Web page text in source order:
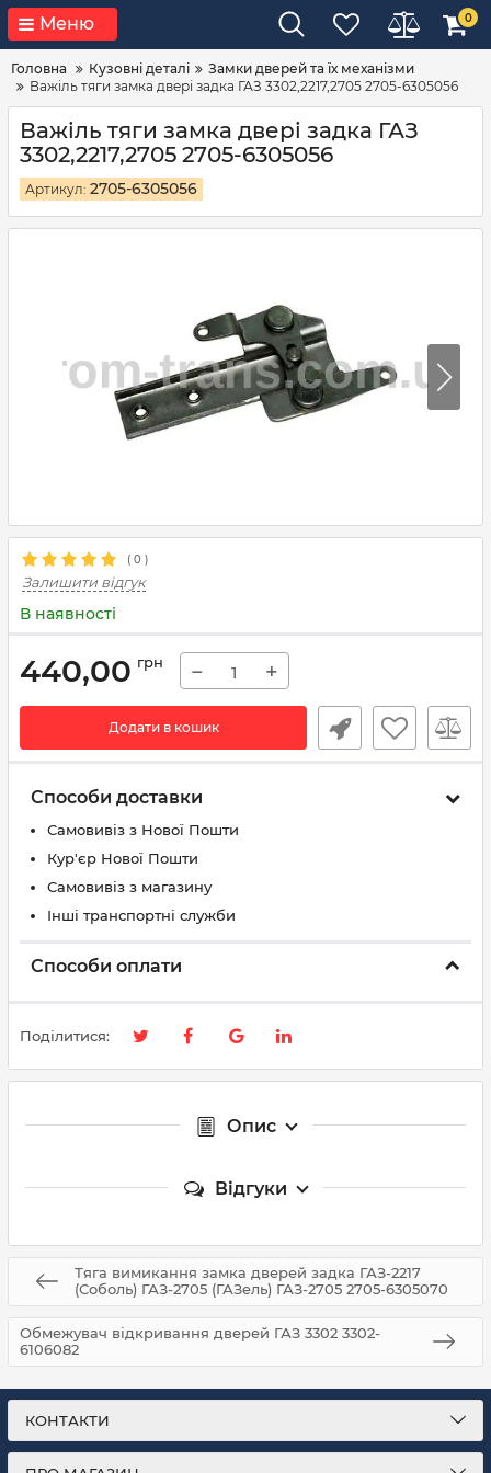
Меню 0
Головна Кузовні деталі
Замки дверей та їх механізми
Важіль тяги замка двері задка ГАЗ 3302,2217,2705 2705-6305056
Важіль тяги замка двері задка ГАЗ
3302,2217,2705 2705-6305056
Артикул: 2705-6305056
( 0 )
Залишити відгук
В наявності
440,00 грн − +
Додати в кошик
Способи доставки
Самовивіз з Нової Пошти
Кур'єр Нової Пошти
Самовивіз з магазину
Інші транспортні служби
Способи оплати
Поділитися:
Опис
Відгуки
Тяга вимикання замка дверей задка ГАЗ-2217
(Соболь) ГАЗ-2705 (ГАЗель) ГАЗ-2705 2705-6305070
Обмежувач відкривання дверей ГАЗ 3302 3302-
6106082
КОНТАКТИ